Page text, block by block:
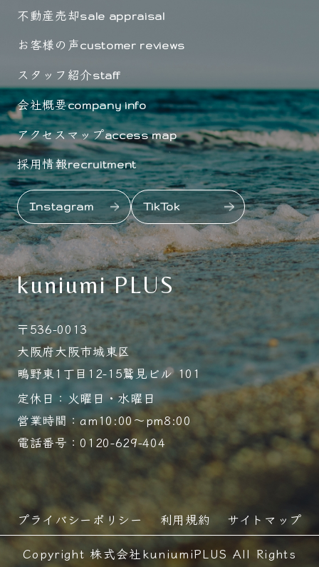
不動産売却sale appraisal
お客様の声customer reviews
スタッフ紹介staff
会社概要company info
アクセスマップaccess map
採用情報recruitment
Instagram TikTok
kuniumi PLUS
〒536-0013
大阪府大阪市城東区
鴫野東1丁目12-15鷲見ビル 101
定休日：火曜日・水曜日
営業時間：am10:00～pm8:00
電話番号：0120-629-404
プライバシーポリシー 利用規約
サイトマップ
Copyright 株式会社kuniumiPLUS All Rights